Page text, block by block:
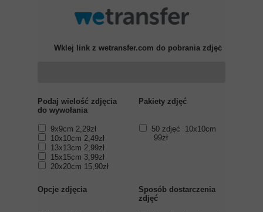
Wklej link z wetransfer.com do pobrania zdjęć
Podaj wielość zdjęcia
do wywołania
9x9cm 2,29zł
10x10cm 2,49zł
13x13cm 2,99zł
15x15cm 3,99zł
20x20cm 15,90zł
Pakiety zdjęć
50 zdjęć 10x10cm
99zł
Opcje zdjęcia
Sposób dostarczenia
zdjęć